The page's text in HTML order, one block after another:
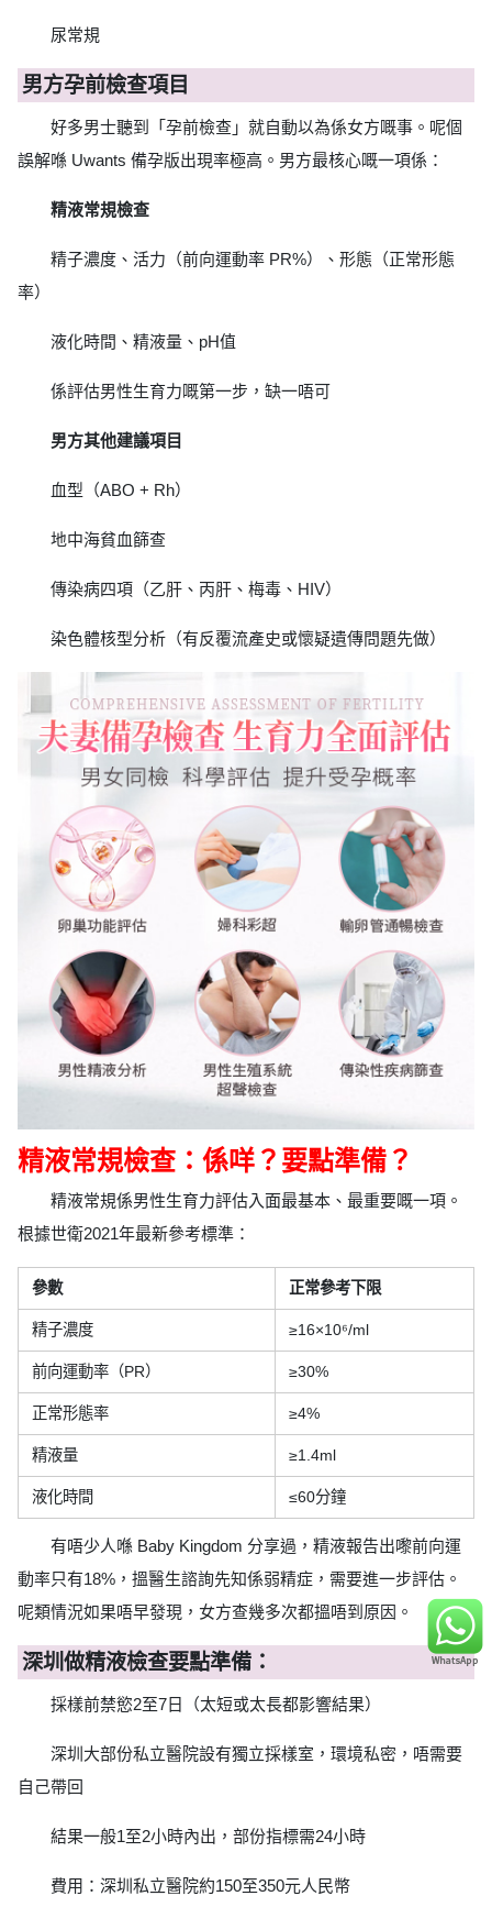
尿常規
男方孕前檢查項目
好多男士聽到「孕前檢查」就自動以為係女方嘅事。呢個
誤解喺 Uwants 備孕版出現率極高。男方最核心嘅一項係：
精液常規檢查
精子濃度、活力（前向運動率 PR%）、形態（正常形態
率）
液化時間、精液量、pH值
係評估男性生育力嘅第一步，缺一唔可
男方其他建議項目
血型（ABO + Rh）
地中海貧血篩查
傳染病四項（乙肝、丙肝、梅毒、HIV）
染色體核型分析（有反覆流產史或懷疑遺傳問題先做）
精液常規檢查：係咩？要點準備？
精液常規係男性生育力評估入面最基本、最重要嘅一項。
根據世衛2021年最新參考標準：
參數 正常參考下限
精子濃度 ≥16×10⁶/ml
前向運動率（PR） ≥30%
正常形態率 ≥4%
精液量 ≥1.4ml
液化時間 ≤60分鐘
有唔少人喺 Baby Kingdom 分享過，精液報告出嚟前向運
動率只有18%，搵醫生諮詢先知係弱精症，需要進一步評估。
呢類情況如果唔早發現，女方查幾多次都搵唔到原因。
深圳做精液檢查要點準備：
採樣前禁慾2至7日（太短或太長都影響結果）
深圳大部份私立醫院設有獨立採樣室，環境私密，唔需要
自己帶回
結果一般1至2小時內出，部份指標需24小時
費用：深圳私立醫院約150至350元人民幣